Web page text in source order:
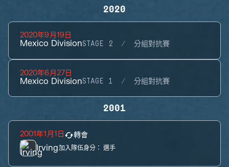
2020
2020年9月19日
Mexico DivisionSTAGE 2 分組對抗賽
2020年6月27日
Mexico DivisionSTAGE 1 分組對抗賽
2001
2001年1月1日 轉會
Irving加入隊伍身分： 選手